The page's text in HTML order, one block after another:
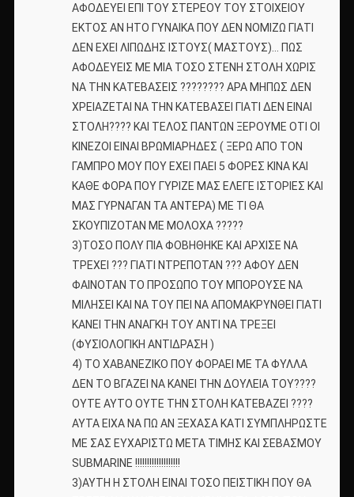
ΑΦΟΔΕΥΕΙ ΕΠΙ ΤΟΥ ΣΤΕΡΕΟΥ ΤΟΥ ΣΤΟΙΧΕΙΟΥ
ΕΚΤΟΣ ΑΝ ΗΤΟ ΓΥΝΑΙΚΑ ΠΟΥ ΔΕΝ ΝΟΜΙΖΩ ΓΙΑΤΙ
ΔΕΝ ΕΧΕΙ ΛΙΠΩΔΗΣ ΙΣΤΟΥΣ( ΜΑΣΤΟΥΣ)… ΠΩΣ
ΑΦΟΔΕΥΕΙΣ ΜΕ ΜΙΑ ΤΟΣΟ ΣΤΕΝΗ ΣΤΟΛΗ ΧΩΡΙΣ
ΝΑ ΤΗΝ ΚΑΤΕΒΑΣΕΙΣ ???????? ΑΡΑ ΜΗΠΩΣ ΔΕΝ
ΧΡΕΙΑΖΕΤΑΙ ΝΑ ΤΗΝ ΚΑΤΕΒΑΣΕΙ ΓΙΑΤΙ ΔΕΝ ΕΙΝΑΙ
ΣΤΟΛΗ???? ΚΑΙ ΤΕΛΟΣ ΠΑΝΤΩΝ ΞΕΡΟΥΜΕ ΟΤΙ ΟΙ
ΚΙΝΕΖΟΙ ΕΙΝΑΙ ΒΡΩΜΙΑΡΗΔΕΣ ( ΞΕΡΩ ΑΠΟ ΤΟΝ
ΓΑΜΠΡΟ ΜΟΥ ΠΟΥ ΕΧΕΙ ΠΑΕΙ 5 ΦΟΡΕΣ ΚΙΝΑ ΚΑΙ
ΚΑΘΕ ΦΟΡΑ ΠΟΥ ΓΥΡΙΖΕ ΜΑΣ ΕΛΕΓΕ ΙΣΤΟΡΙΕΣ ΚΑΙ
ΜΑΣ ΓΥΡΝΑΓΑΝ ΤΑ ΑΝΤΕΡΑ) ΜΕ ΤΙ ΘΑ
ΣΚΟΥΠΙΖΟΤΑΝ ΜΕ ΜΟΛΟΧΑ ?????
3)ΤΟΣΟ ΠΟΛΥ ΠΙΑ ΦΟΒΗΘΗΚΕ ΚΑΙ ΑΡΧΙΣΕ ΝΑ
ΤΡΕΧΕΙ ??? ΓΙΑΤΙ ΝΤΡΕΠΟΤΑΝ ??? ΑΦΟΥ ΔΕΝ
ΦΑΙΝΟΤΑΝ ΤΟ ΠΡΟΣΩΠΟ ΤΟΥ ΜΠΟΡΟΥΣΕ ΝΑ
ΜΙΛΗΣΕΙ ΚΑΙ ΝΑ ΤΟΥ ΠΕΙ ΝΑ ΑΠΟΜΑΚΡΥΝΘΕΙ ΓΙΑΤΙ
ΚΑΝΕΙ ΤΗΝ ΑΝΑΓΚΗ ΤΟΥ ΑΝΤΙ ΝΑ ΤΡΕΞΕΙ
(ΦΥΣΙΟΛΟΓΙΚΗ ΑΝΤΙΔΡΑΣΗ )
4) ΤΟ ΧΑΒΑΝΕΖΙΚΟ ΠΟΥ ΦΟΡΑΕΙ ΜΕ ΤΑ ΦΥΛΛΑ
ΔΕΝ ΤΟ ΒΓΑΖΕΙ ΝΑ ΚΑΝΕΙ ΤΗΝ ΔΟΥΛΕΙΑ ΤΟΥ????
ΟΥΤΕ ΑΥΤΟ ΟΥΤΕ ΤΗΝ ΣΤΟΛΗ ΚΑΤΕΒΑΖΕΙ ????
ΑΥΤΑ ΕΙΧΑ ΝΑ ΠΩ ΑΝ ΞΕΧΑΣΑ ΚΑΤΙ ΣΥΜΠΛΗΡΩΣΤΕ
ΜΕ ΣΑΣ ΕΥΧΑΡΙΣΤΩ ΜΕΤΑ ΤΙΜΗΣ ΚΑΙ ΣΕΒΑΣΜΟΥ
SUBMARINE !!!!!!!!!!!!!!!!!!!
3)ΑΥΤΗ Η ΣΤΟΛΗ ΕΙΝΑΙ ΤΟΣΟ ΠΕΙΣΤΙΚΗ ΠΟΥ ΘΑ